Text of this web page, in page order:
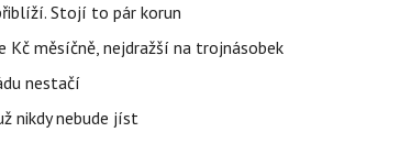
Stojí to pár korun
Kč měsíčně, nejdražší na trojnásobek
nestačí
nikdy nebude jíst